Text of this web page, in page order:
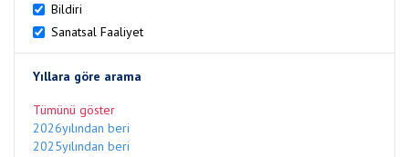
Bildiri
Sanatsal Faaliyet
Yıllara göre arama
Tümünü göster
2026yılından beri
2025yılından beri